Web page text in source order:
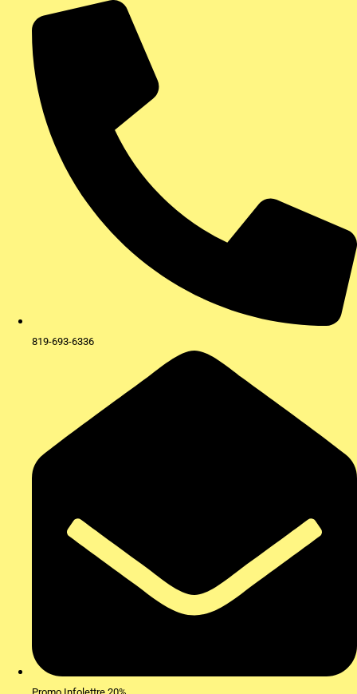
contenu
819-693-6336